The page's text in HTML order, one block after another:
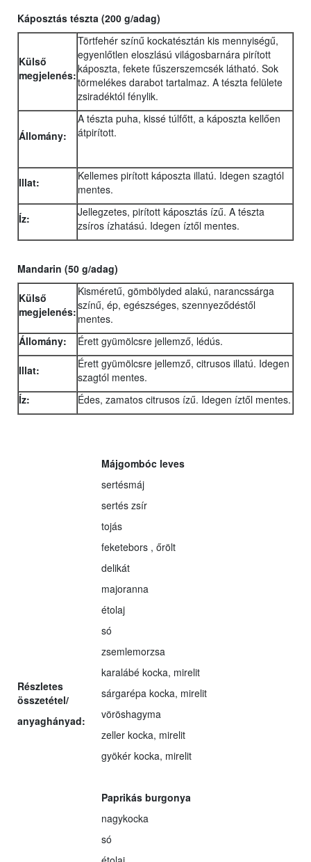
Káposztás tészta (200 g/adag)
Külső
megjelenés:
Törtfehér színű kockatésztán kis mennyiségű,
egyenlőtlen eloszlású világosbarnára pirított
káposzta, fekete fűszerszemcsék látható. Sok
törmelékes darabot tartalmaz. A tészta felülete
zsiradéktól fénylik.
Állomány:
A tészta puha, kissé túlfőtt, a káposzta kellően
átpirított.
Illat:
Kellemes pirított káposzta illatú. Idegen szagtól
mentes.
Íz:
Jellegzetes, pirított káposztás ízű. A tészta
zsíros ízhatású. Idegen íztől mentes.
Mandarin (50 g/adag)
Külső
megjelenés:
Kisméretű, gömbölyded alakú, narancssárga
színű, ép, egészséges, szennyeződéstől
mentes.
Állomány:
Érett gyümölcsre jellemző, lédús.
Illat:
Érett gyümölcsre jellemző, citrusos illatú. Idegen
szagtól mentes.
Íz:
Édes, zamatos citrusos ízű. Idegen íztől mentes.
Részletes
összetétel/
anyaghányad:
Májgombóc leves
sertésmáj
sertés zsír
tojás
feketebors , őrölt
delikát
majoranna
étolaj
só
zsemlemorzsa
karalábé kocka, mirelit
sárgarépa kocka, mirelit
vöröshagyma
zeller kocka, mirelit
gyökér kocka, mirelit
Paprikás burgonya
nagykocka
só